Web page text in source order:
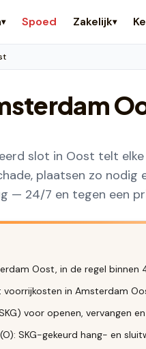
▾ Spoed Zakelijk▾
slot in Oost telt
plaatsen zo nodig
— 24/7 en tegen een
Oost, in de regel
in Amsterdam
voor openen, vervangen
SKG-gekeurd hang- en